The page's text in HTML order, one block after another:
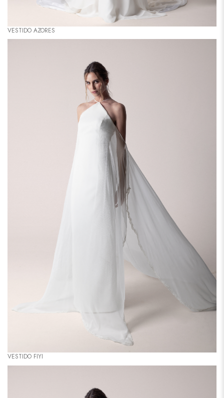
VESTIDO AZORES
VESTIDO FIYI